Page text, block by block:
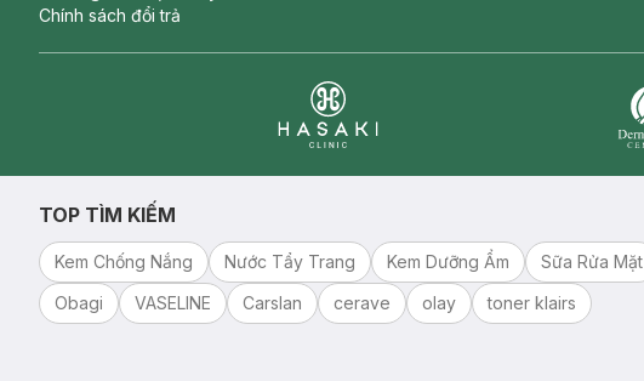
Chính sách đổi trả
TOP TÌM KIẾM
Kem Chống Nắng Nước Tẩy Trang Kem Dưỡng Ẩm Sữa Rửa Mặt
Obagi
VASELINE Carslan cerave olay toner klairs